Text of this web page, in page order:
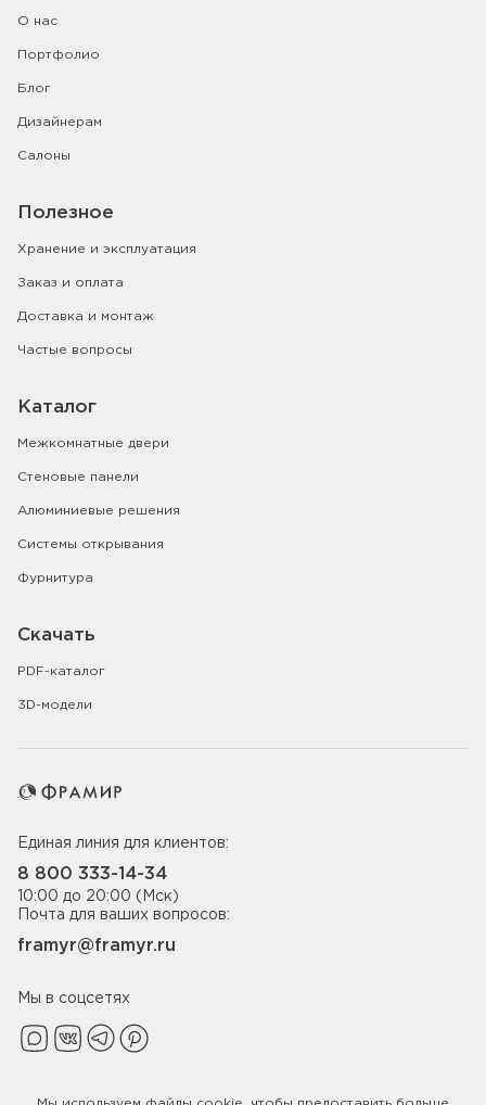
О нас
Портфолио
Блог
Дизайнерам
Салоны
Полезное
Хранение и эксплуатация
Заказ и оплата
Доставка и монтаж
Частые вопросы
Каталог
Межкомнатные двери
Стеновые панели
Алюминиевые решения
Системы открывания
Фурнитура
Скачать
PDF-каталог
3D-модели
Единая линия для клиентов:
8 800 333-14-34
10:00 до 20:00 (Мск)
Почта для ваших вопросов:
framyr@framyr.ru
Мы в соцсетях